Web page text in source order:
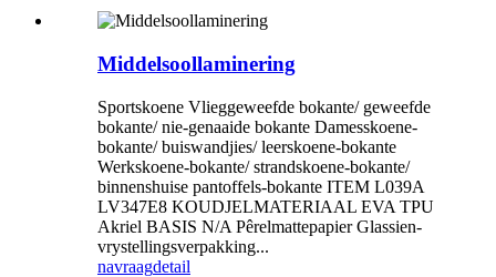
Middelsoollaminering
Sportskoene Vlieggeweefde bokante/ geweefde
bokante/ nie-genaaide bokante Damesskoene-
bokante/ buiswandjies/ leerskoene-bokante
Werkskoene-bokante/ strandskoene-bokante/
binnenshuise pantoffels-bokante ITEM L039A
LV347E8 KOUDJELMATERIAAL EVA TPU
Akriel BASIS N/A Pêrelmattepapier Glassien-
vrystellingsverpakking...
navraagdetail